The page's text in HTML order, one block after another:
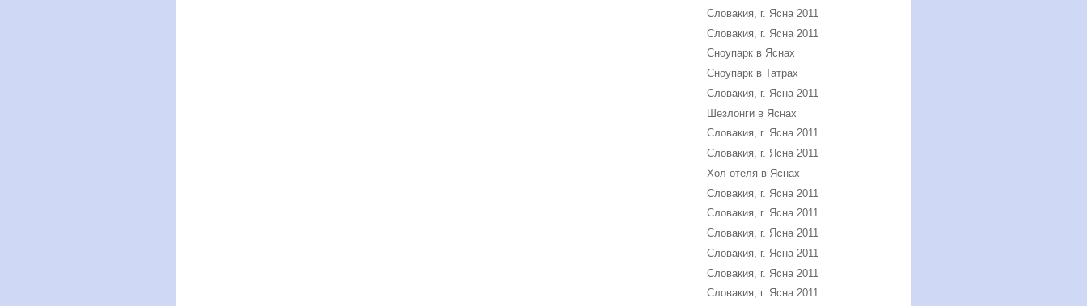
Словакия, г. Ясна 2011
Словакия, г. Ясна 2011
Сноупарк в Яснах
Сноупарк в Татрах
Словакия, г. Ясна 2011
Шезлонги в Яснах
Словакия, г. Ясна 2011
Словакия, г. Ясна 2011
Хол отеля в Яснах
Словакия, г. Ясна 2011
Словакия, г. Ясна 2011
Словакия, г. Ясна 2011
Словакия, г. Ясна 2011
Словакия, г. Ясна 2011
Словакия, г. Ясна 2011